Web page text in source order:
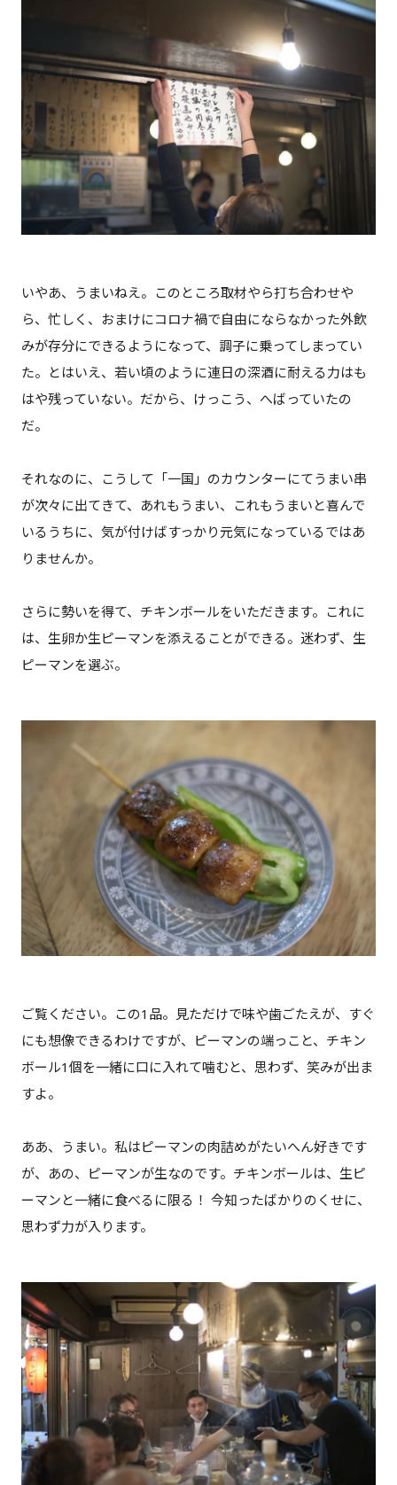
いやあ、うまいねえ。このところ取材やら打ち合わせや
ら、忙しく、おまけにコロナ禍で自由にならなかった外飲
みが存分にできるようになって、調子に乗ってしまってい
た。とはいえ、若い頃のように連日の深酒に耐える力はも
はや残っていない。だから、けっこう、へばっていたの
だ。
それなのに、こうして「一国」のカウンターにてうまい串
が次々に出てきて、あれもうまい、これもうまいと喜んで
いるうちに、気が付けばすっかり元気になっているではあ
りませんか。
さらに勢いを得て、チキンボールをいただきます。これに
は、生卵か生ピーマンを添えることができる。迷わず、生
ピーマンを選ぶ。
ご覧ください。この1品。見ただけで味や歯ごたえが、すぐ
にも想像できるわけですが、ピーマンの端っこと、チキン
ボール1個を一緒に口に入れて噛むと、思わず、笑みが出ま
すよ。
ああ、うまい。私はピーマンの肉詰めがたいへん好きです
が、あの、ピーマンが生なのです。チキンボールは、生ピ
ーマンと一緒に食べるに限る！ 今知ったばかりのくせに、
思わず力が入ります。